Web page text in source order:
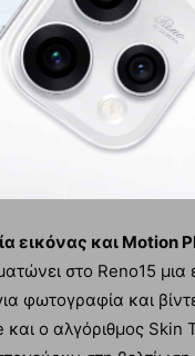
εικόνας και Motion
στο Reno15 μια
φωτογραφία και
ο αλγόριθμος Skin